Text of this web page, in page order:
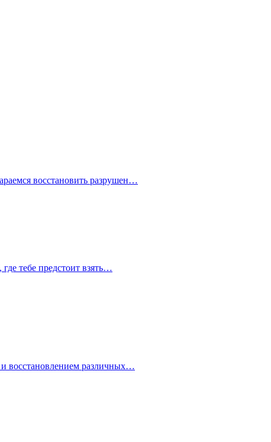
восстановить разрушен…
тебе предстоит взять…
и восстановлением различных…